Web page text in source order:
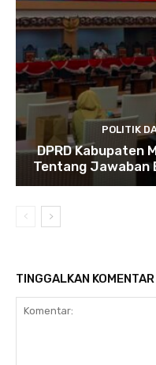
POLITIK
DPRD Kabupaten
Tentang Jawaban
TINGGALKAN KOMENTAR